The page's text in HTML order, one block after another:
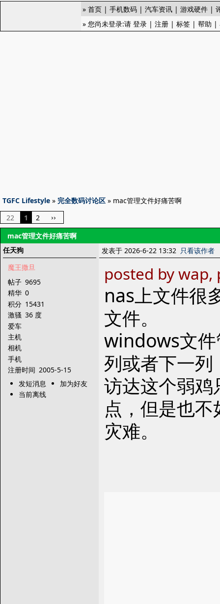
» 首页 | 手机数码 | 汽车资讯 | 游戏硬件 |
» 您尚未登录:请 登录 | 注册 | 标签 | 帮助 |
TGFC Lifestyle » 完全数码讨论区 » mac管理文件好痛苦啊
22
1 2 ››
mac管理文件好痛苦啊
任天狗
魔王撒旦
帖子 9695
精华 0
积分 15431
激骚 36 度
爱车
主机
相机
手机
注册时间 2005-5-15
发短消息
加为好友
当前离线
发表于 2026-6-22 13:32 只看该作者
posted by
nas上文件很
文件。
windows文件
列或者下一
访达这个弱
点，但是也
灾难。